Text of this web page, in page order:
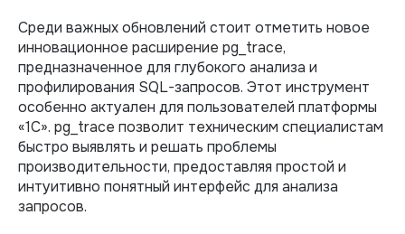
Среди важных обновлений стоит отметить новое
инновационное расширение pg_trace,
предназначенное для глубокого анализа и
профилирования SQL-запросов. Этот инструмент
особенно актуален для пользователей платформы
«1С». pg_trace позволит техническим специалистам
быстро выявлять и решать проблемы
производительности, предоставляя простой и
интуитивно понятный интерфейс для анализа
запросов.